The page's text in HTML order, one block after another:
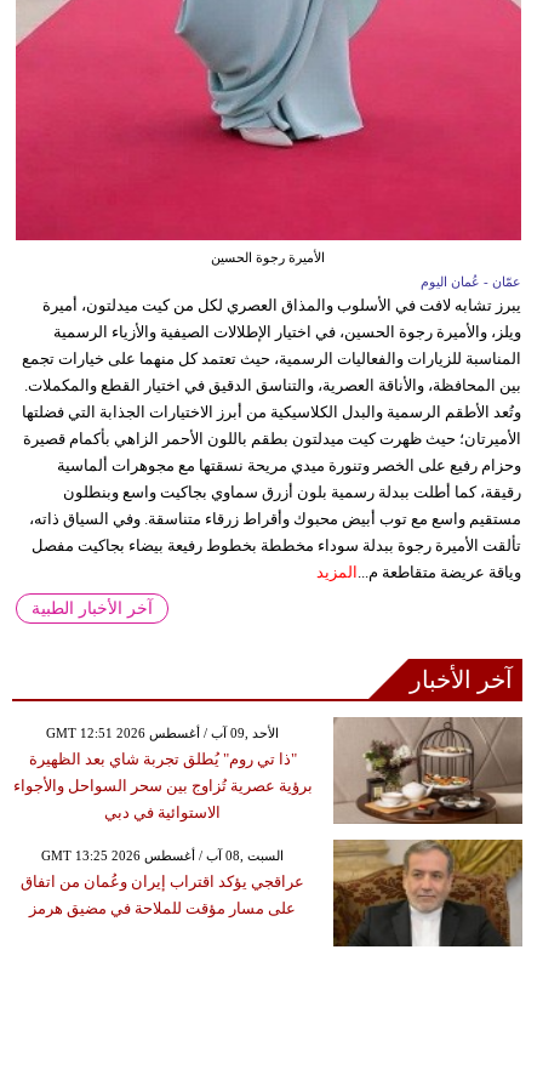
الأميرة رجوة الحسين
عمّان - عُمان اليوم
يبرز تشابه لافت في الأسلوب والمذاق العصري لكل من كيت ميدلتون، أميرة
ويلز، والأميرة رجوة الحسين، في اختيار الإطلالات الصيفية والأزياء الرسمية
المناسبة للزيارات والفعاليات الرسمية، حيث تعتمد كل منهما على خيارات تجمع
بين المحافظة، والأناقة العصرية، والتناسق الدقيق في اختيار القطع والمكملات.
وتُعد الأطقم الرسمية والبدل الكلاسيكية من أبرز الاختيارات الجذابة التي فضلتها
الأميرتان؛ حيث ظهرت كيت ميدلتون بطقم باللون الأحمر الزاهي بأكمام قصيرة
وحزام رفيع على الخصر وتنورة ميدي مريحة نسقتها مع مجوهرات ألماسية
رقيقة، كما أطلت ببدلة رسمية بلون أزرق سماوي بجاكيت واسع وبنطلون
مستقيم واسع مع توب أبيض محبوك وأقراط زرقاء متناسقة. وفي السياق ذاته،
تألقت الأميرة رجوة ببدلة سوداء مخططة بخطوط رفيعة بيضاء بجاكيت مفصل
وياقة عريضة متقاطعة م...
المزيد
آخر الأخبار الطبية
آخر الأخبار
GMT 12:51 2026 الأحد ,09 آب / أغسطس
"ذا تي روم" يُطلق تجربة شاي بعد الظهيرة
برؤية عصرية تُزاوج بين سحر السواحل والأجواء
الاستوائية في دبي
GMT 13:25 2026 السبت ,08 آب / أغسطس
عراقجي يؤكد اقتراب إيران وعُمان من اتفاق
على مسار مؤقت للملاحة في مضيق هرمز